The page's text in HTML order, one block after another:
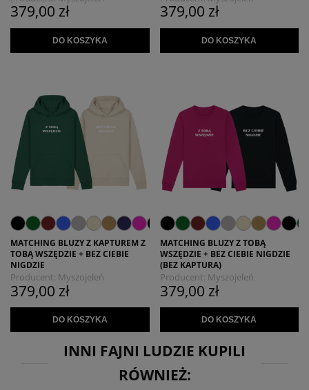
379,00 zł
DO KOSZYKA
379,00 zł
DO KOSZYKA
MATCHING BLUZY Z KAPTUREM Z
TOBĄ WSZĘDZIE + BEZ CIEBIE
NIGDZIE
Producent: Myszojeleń
379,00 zł
DO KOSZYKA
MATCHING BLUZY Z TOBĄ
WSZĘDZIE + BEZ CIEBIE NIGDZIE
(BEZ KAPTURA)
Producent: Myszojeleń
379,00 zł
DO KOSZYKA
INNI FAJNI LUDZIE KUPILI
RÓWNIEŻ: